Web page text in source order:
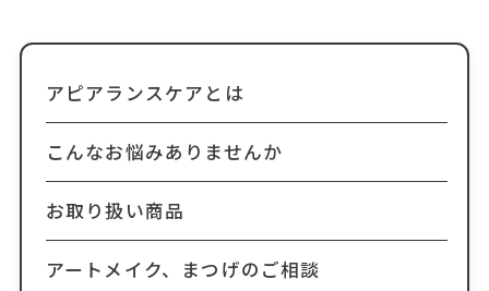
アピアランスケアとは
こんなお悩みありませんか
お取り扱い商品
アートメイク、まつげのご相談